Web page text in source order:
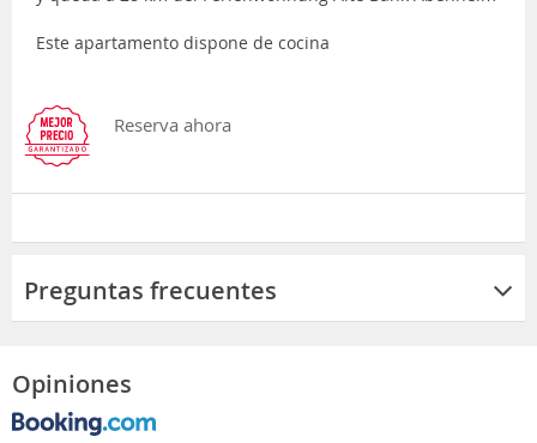
Este apartamento dispone de cocina
Reserva ahora
Preguntas frecuentes
Opiniones